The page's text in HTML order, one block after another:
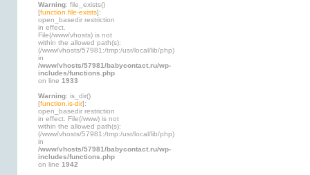
Warning: file_exists()
[function.file-exists]:
open_basedir restriction
in effect.
File(/www/vhosts) is not
within the allowed path(s):
(/www/vhosts/57981:/tmp:/usr/local/lib/php)
in
/www/vhosts/57981/babycontact.ru/wp-
includes/functions.php
on line 1933
Warning: is_dir()
[function.is-dir]:
open_basedir restriction
in effect. File(/www) is not
within the allowed path(s):
(/www/vhosts/57981:/tmp:/usr/local/lib/php)
in
/www/vhosts/57981/babycontact.ru/wp-
includes/functions.php
on line 1942